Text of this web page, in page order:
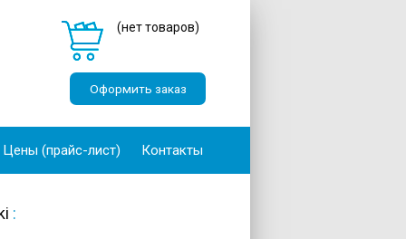
Оформить заказ
Цены (прайс-лист) Контакты
: